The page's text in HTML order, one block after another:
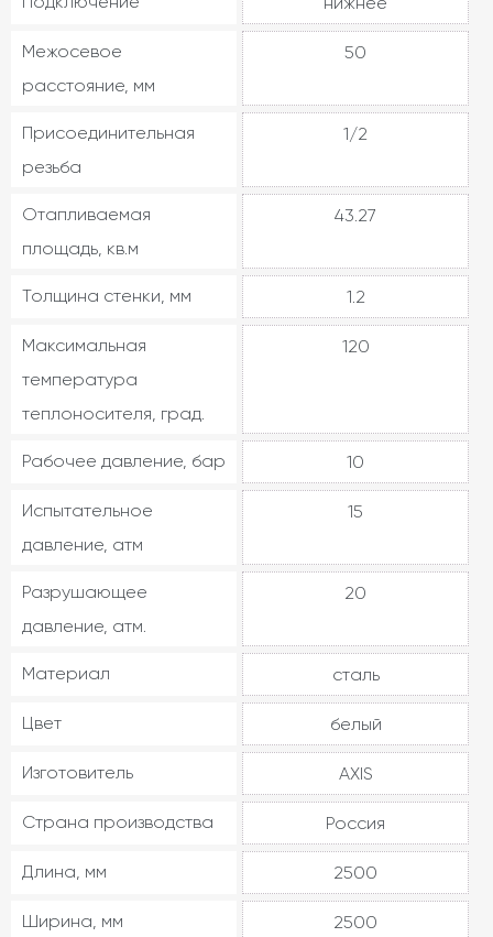
Межосевое
расстояние, мм
50
Присоединительная
резьба
1/2
Отапливаемая
площадь, кв.м
43.27
Толщина стенки, мм 1.2
Максимальная
температура
теплоносителя, град.
120
Рабочее давление, бар 10
Испытательное
давление, атм
15
Разрушающее
давление, атм.
20
Материал сталь
Цвет белый
Изготовитель AXIS
Страна производства Россия
Длина, мм 2500
Ширина, мм 2500